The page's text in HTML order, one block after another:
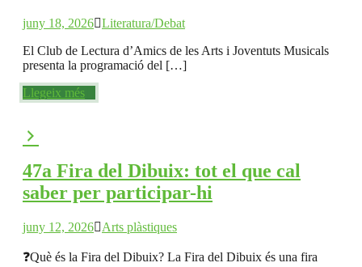
juny 18, 2026 Literatura/Debat
El Club de Lectura d’Amics de les Arts i Joventuts Musicals
presenta la programació del […]
Llegeix més
47a Fira del Dibuix: tot el que cal
saber per participar-hi
juny 12, 2026 Arts plàstiques
❓Què és la Fira del Dibuix? La Fira del Dibuix és una fira